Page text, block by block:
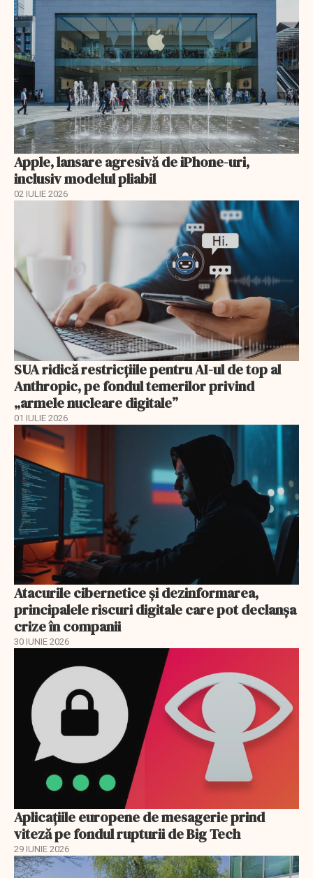
Apple, lansare agresivă de iPhone-uri,
inclusiv modelul pliabil
02 IULIE 2026
SUA ridică restricțiile pentru AI-ul de top al
Anthropic, pe fondul temerilor privind
„armele nucleare digitale”
01 IULIE 2026
Atacurile cibernetice şi dezinformarea,
principalele riscuri digitale care pot declanşa
crize în companii
30 IUNIE 2026
Aplicațiile europene de mesagerie prind
viteză pe fondul rupturii de Big Tech
29 IUNIE 2026